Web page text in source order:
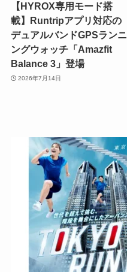
【HYROX専用モード搭
載】Runtripアプリ対応の
デュアルバンドGPSランニ
ングウォッチ「Amazfit
Balance 3」登場
2026年7月14日